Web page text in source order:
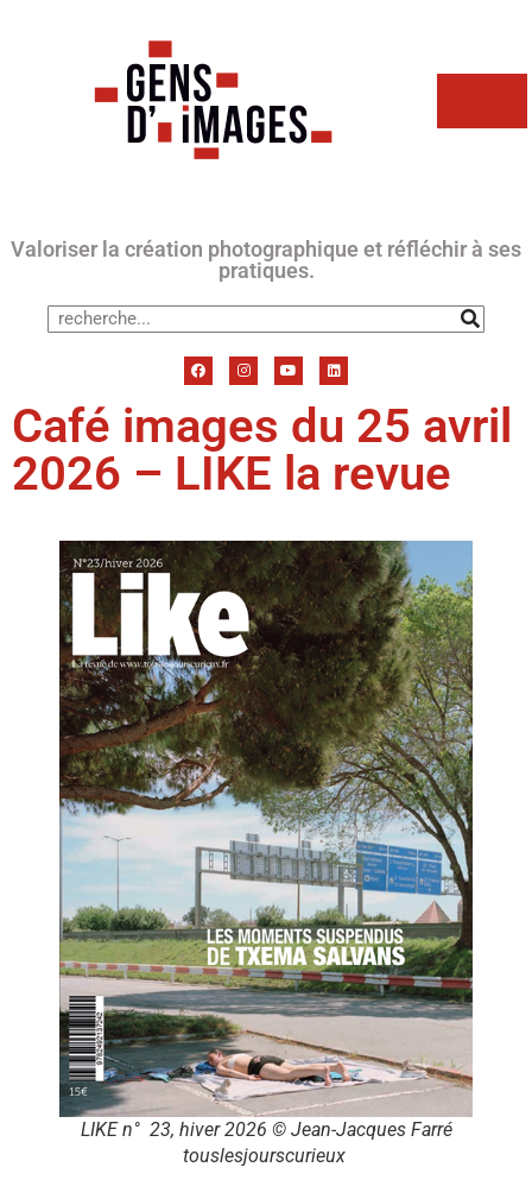
Valoriser la création photographique et réfléchir à ses
pratiques.
Café images du 25 avril
2026 – LIKE la revue
LIKEn° 23, hiver 2026 © Jean-Jacques Farré
touslesjourscurieux